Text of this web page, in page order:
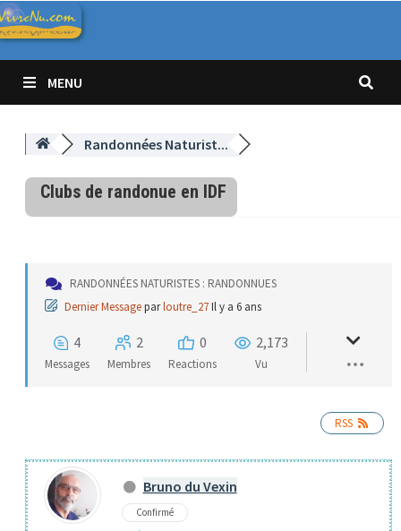
Passer
au
contenu
MENU
Randonnées Naturist...
Clubs de randonue en IDF
RANDONNÉES NATURISTES : RANDONNUES
Dernier Messageparloutre_27Il y a 6 ans
4
Messages
2
Membres
0
Reactions
2,173
Vu
RSS
Bruno du Vexin
Confirmé